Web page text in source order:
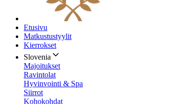
Etusivu
Matkustustyylit
Kierrokset
Slovenia
Majoitukset
Ravintolat
Hyvinvointi & Spa
Siirrot
Kohokohdat